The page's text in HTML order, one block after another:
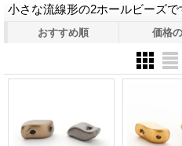
小さな流線形の2ホールビーズで
おすすめ順 価格